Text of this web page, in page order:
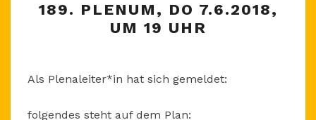
PLENUM,
DO
UHR
189. PLENUM, DO 7.6.2018,
UM 19 UHR
Als Plenaleiter*in hat sich gemeldet:
folgendes steht auf dem Plan: